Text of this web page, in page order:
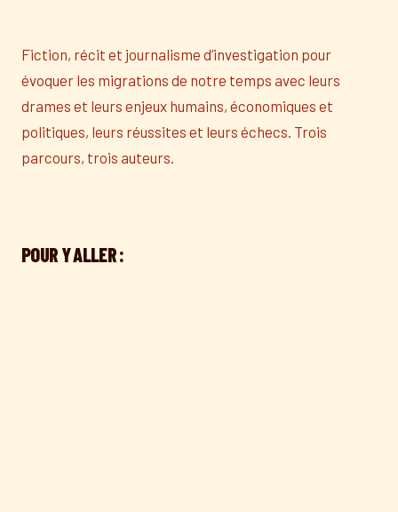
Fiction, récit et journalisme d’investigation pour
évoquer les migrations de notre temps avec leurs
drames et leurs enjeux humains, économiques et
politiques, leurs réussites et leurs échecs. Trois
parcours, trois auteurs.
POUR Y ALLER :